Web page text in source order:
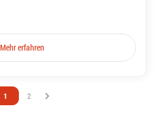
Mehr erfahren
Vous êtes sur la page
1 Vous êtes sur la page
2